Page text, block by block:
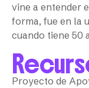
vine a entender
forma, fue en la
cuando tiene 50
Proyecto de